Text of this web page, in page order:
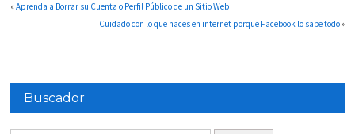
«Aprenda a Borrar su Cuenta o Perfil Público de un Sitio Web
Cuidado con lo que haces en internet porque Facebook lo sabe todo»
Buscador